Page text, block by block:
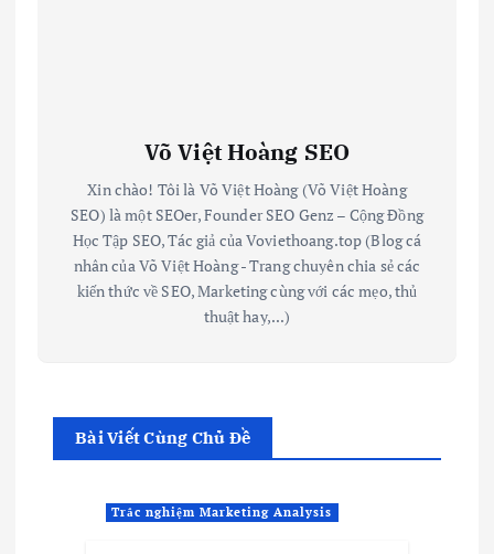
Võ Việt Hoàng SEO
Xin chào! Tôi là Võ Việt Hoàng (Võ Việt Hoàng
SEO) là một SEOer, Founder SEO Genz – Cộng Đồng
Học Tập SEO, Tác giả của Voviethoang.top (Blog cá
nhân của Võ Việt Hoàng - Trang chuyên chia sẻ các
kiến thức về SEO, Marketing cùng với các mẹo, thủ
thuật hay,...)
Bài Viết Cùng Chủ Đề
Trắc nghiệm Marketing Analysis